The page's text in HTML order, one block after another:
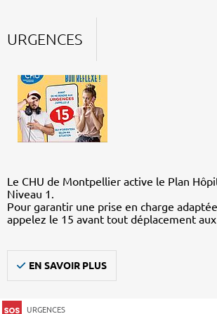
URGENCES
Le CHU de Montpellier active le Plan
Niveau 1.
Pour garantir une prise en charge
appelez le 15 avant tout déplacement
EN SAVOIR PLUS
URGENCES